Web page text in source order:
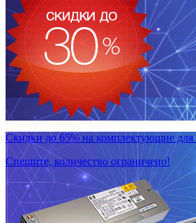
Скидки до 65% на комплектующие для
Спешите, количество ограничено!